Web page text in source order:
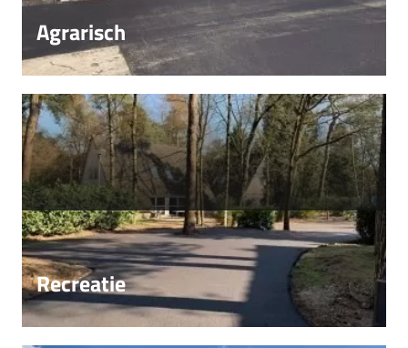
Agrarisch
Recreatie